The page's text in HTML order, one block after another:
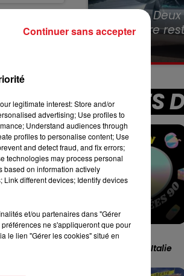
DE
DE
Outreau:
après être
TITRES
23h09
23h09
Voyage En Italie
legitimate interest: Store and/or
advertising; Use profiles to
Understand audiences through
profiles to personalise content; Use
and detect fraud, and fix errors;
technologies may process personal
based on information actively
different devices; Identify devices
et/ou partenaires dans "Gérer
ne s'appliqueront que pour
le lien "Gérer les cookies" situé en
Continuer sans accepter